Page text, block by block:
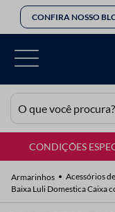
CONFIRA NOSSO
O que você procura?
CONDIÇÕES
Acessórios
Baixa Luli Domestica Caixa
TERMOS MAIS
2º
barbante